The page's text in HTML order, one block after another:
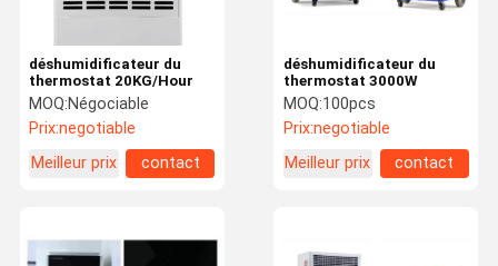
déshumidificateur du
thermostat 20KG/Hour
MOQ:Négociable
Prix:negotiable
Meilleur prix
contact
déshumidificateur du
thermostat 3000W
MOQ:100pcs
Prix:negotiable
Meilleur prix
contact